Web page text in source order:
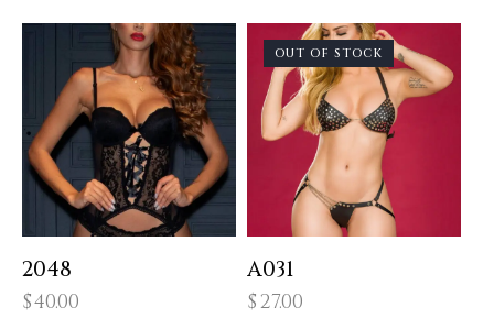
2048
$40.00
OUT OF STOCK
A031
$27.00